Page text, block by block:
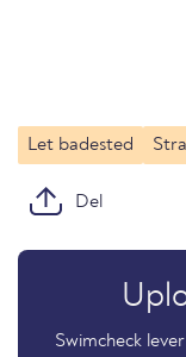
Let badested
Del
Swimcheck